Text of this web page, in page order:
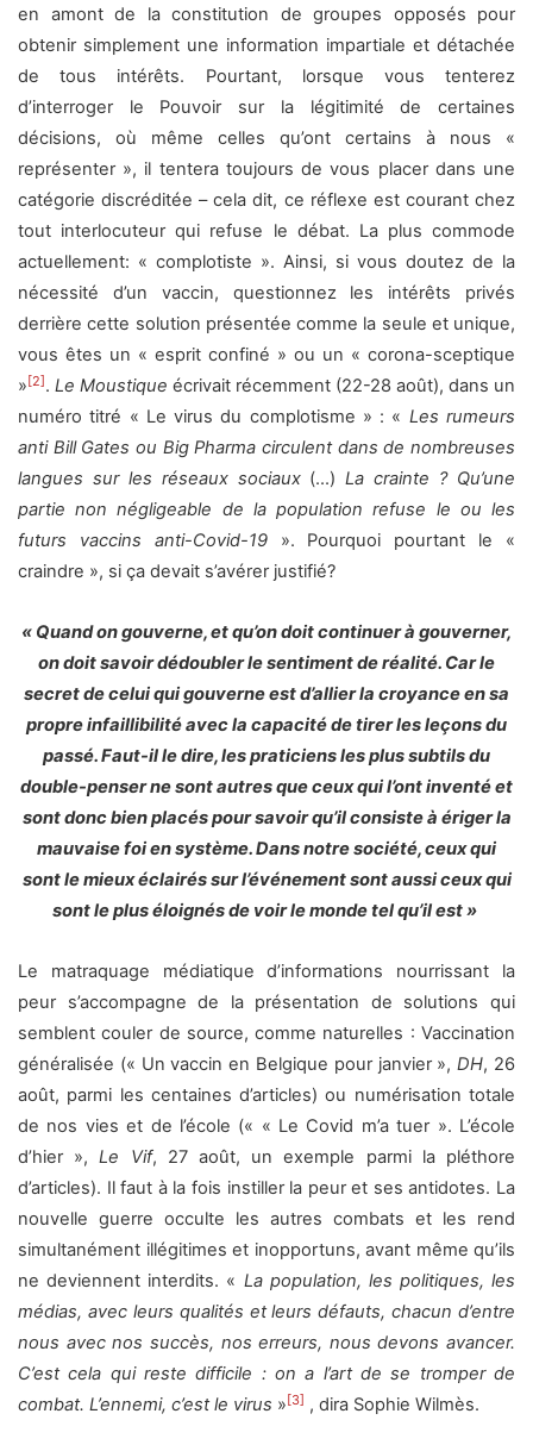
en amont de la constitution de groupes opposés pour
obtenir simplement une information impartiale et détachée
de tous intérêts. Pourtant, lorsque vous tenterez
d’interroger le Pouvoir sur la légitimité de certaines
décisions, où même celles qu’ont certains à nous «
représenter », il tentera toujours de vous placer dans une
catégorie discréditée – cela dit, ce réflexe est courant chez
tout interlocuteur qui refuse le débat. La plus commode
actuellement: « complotiste ». Ainsi, si vous doutez de la
nécessité d’un vaccin, questionnez les intérêts privés
derrière cette solution présentée comme la seule et unique,
vous êtes un « esprit confiné » ou un « corona-sceptique
»[2]. Le Moustique écrivait récemment (22-28 août), dans un
numéro titré « Le virus du complotisme » : « Les rumeurs
anti Bill Gates ou Big Pharma circulent dans de nombreuses
langues sur les réseaux sociaux (…)La crainte ? Qu’une
partie non négligeable de la population refuse le ou les
futurs vaccins anti-Covid-19 ». Pourquoi pourtant le «
craindre », si ça devait s’avérer justifié?
« Quand on gouverne, et qu’on doit continuer à gouverner,
on doit savoir dédoubler le sentiment de réalité. Car le
secret de celui qui gouverne est d’allier la croyance en sa
propre infaillibilité avec la capacité de tirer les leçons du
passé. Faut-il le dire, les praticiens les plus subtils du
double-penser ne sont autres que ceux qui l’ont inventé et
sont donc bien placés pour savoir qu’il consiste à ériger la
mauvaise foi en système. Dans notre société, ceux qui
sont le mieux éclairés sur l’événement sont aussi ceux qui
sont le plus éloignés de voir le monde tel qu’il est »
Le matraquage médiatique d’informations nourrissant la
peur s’accompagne de la présentation de solutions qui
semblent couler de source, comme naturelles : Vaccination
généralisée (« Un vaccin en Belgique pour janvier »,DH, 26
août, parmi les centaines d’articles) ou numérisation totale
de nos vies et de l’école (« « Le Covid m’a tuer ». L’école
d’hier »,Le Vif, 27 août, un exemple parmi la pléthore
d’articles). Il faut à la fois instiller la peur et ses antidotes. La
nouvelle guerre occulte les autres combats et les rend
simultanément illégitimes et inopportuns, avant même qu’ils
ne deviennent interdits. « La population, les politiques, les
médias, avec leurs qualités et leurs défauts, chacun d’entre
nous avec nos succès, nos erreurs, nous devons avancer.
C’est cela qui reste difficile : on a l’art de se tromper de
combat. L’ennemi, c’est le virus »[3] , dira Sophie Wilmès.